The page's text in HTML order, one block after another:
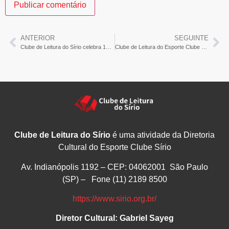
ANTERIOR SEGUINTE
Clube de Leitura do Sírio é uma atividade da Diretoria
Cultural do Esporte Clube Sírio
Av. Indianópolis 1192 – CEP: 04062001 São Paulo
(SP) – Fone (11) 2189 8500
https://www.sirio.org.br/
Diretor Cultural: Gabriel Sayeg